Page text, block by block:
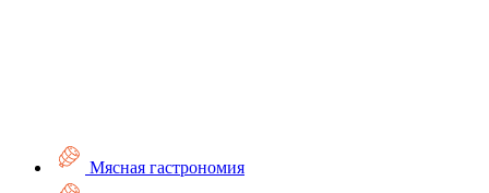
Мясная гастрономия